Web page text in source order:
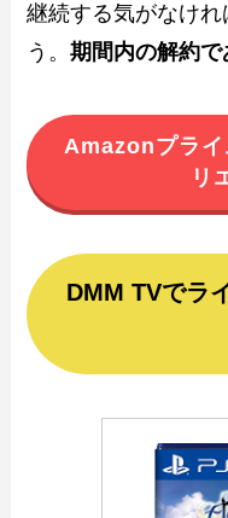
継続する気がなけ
う。期間内の解約
Amazonプライ
リ
DMM TVでラ